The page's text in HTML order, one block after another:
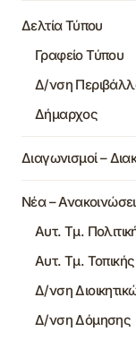
Δελτία Τύπου
Γραφείο Τύπου
Δ/νση
Δήμαρχος
Διαγωνισμοί –
Νέα –
Αυτ. Τμ.
Αυτ. Τμ.
Δ/νση
Δ/νση Δόμησης